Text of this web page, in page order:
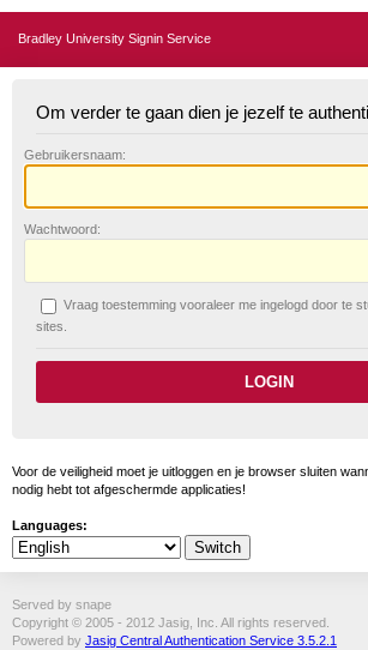
Bradley University Signin Service
Om verder te gaan dien je jezelf te
Gebruikersnaam:
Wachtwoord:
Vraag toestemming vooraleer me ingelogd door te
sites.
Voor de veiligheid moet je uitloggen en je browser sluiten
nodig hebt tot afgeschermde applicaties!
Languages:
Served by snape
Copyright © 2005 - 2012 Jasig, Inc. All rights reserved.
Powered by Jasig Central Authentication Service 3.5.2.1